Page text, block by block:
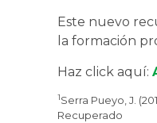
Este nuevo
la formación
Haz click aquí:
1Serra Pueyo, J.
Recuperado